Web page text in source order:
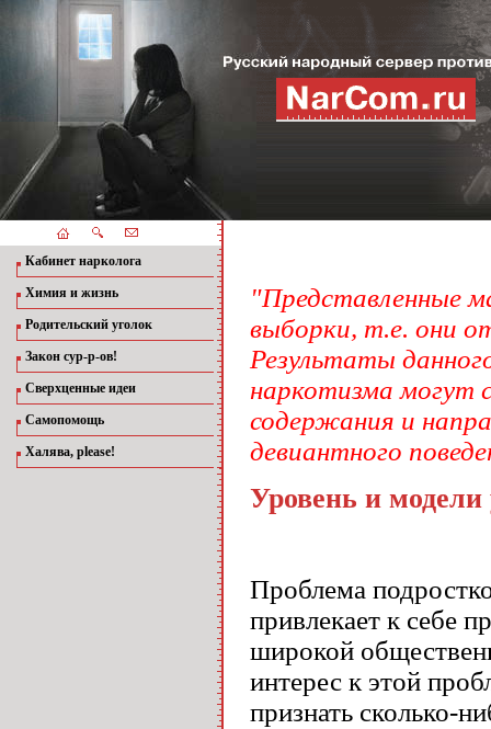
Кабинет нарколога
Химия и жизнь
Родительский уголок
Закон сур-р-ов!
Сверхценные идеи
Самопомощь
Халява, please!
"Представленные
выборки, т.е. они
Результаты
наркотизма могут
содержания и
девиантного
Уровень и модели
Проблема
привлекает к себе
широкой
интерес к этой
признать сколько-